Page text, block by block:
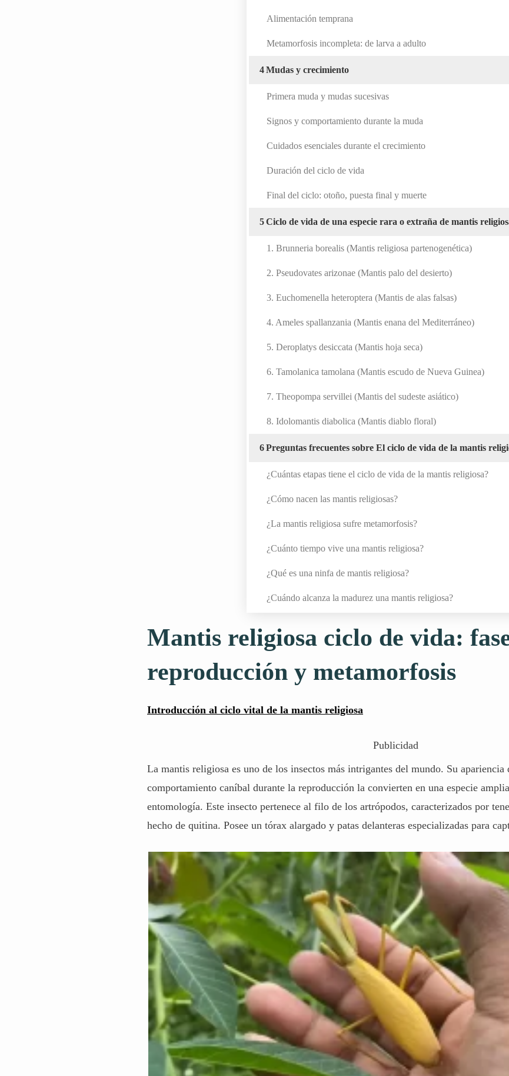
Alimentación temprana
Metamorfosis incompleta: de larva a adulto
4Mudas y crecimiento
Primera muda y mudas sucesivas
Signos y comportamiento durante la muda
Cuidados esenciales durante el crecimiento
Duración del ciclo de vida
Final del ciclo: otoño, puesta final y muerte
5Ciclo de vida de una especie rara o extraña de mantis
1. Brunneria borealis (Mantis religiosa partenogenética)
2. Pseudovates arizonae (Mantis palo del desierto)
3. Euchomenella heteroptera (Mantis de alas falsas)
4. Ameles spallanzania (Mantis enana del Mediterráneo)
5. Deroplatys desiccata (Mantis hoja seca)
6. Tamolanica tamolana (Mantis escudo de Nueva Guinea)
7. Theopompa servillei (Mantis del sudeste asiático)
8. Idolomantis diabolica (Mantis diablo floral)
6Preguntas frecuentes sobre El ciclo de vida de la mantis
¿Cuántas etapas tiene el ciclo de vida de la mantis religiosa?
¿Cómo nacen las mantis religiosas?
¿La mantis religiosa sufre metamorfosis?
¿Cuánto tiempo vive una mantis religiosa?
¿Qué es una ninfa de mantis religiosa?
¿Cuándo alcanza la madurez una mantis religiosa?
Mantis religiosa ciclo de vida:
reproducción y metamorfosis
Introducción al ciclo vital de la mantis religiosa
Publicidad
La mantis religiosa es uno de los insectos más intrigantes del mundo. Su apariencia
comportamiento caníbal durante la reproducción la convierten en una especie
entomología. Este insecto pertenece al filo de los artrópodos, caracterizados por
hecho de quitina. Posee un tórax alargado y patas delanteras especializadas para